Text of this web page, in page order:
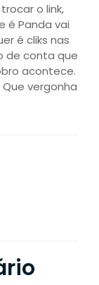
o link,
é Panda vai
é cliks nas
de conta que
acontece.
vergonha